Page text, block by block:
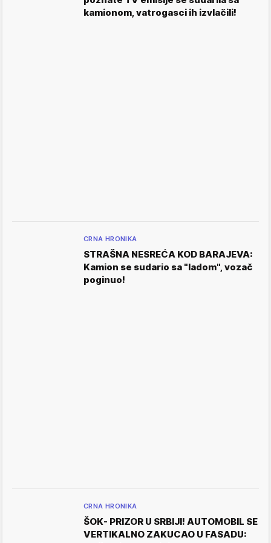
kamionom, vatrogasci ih izvlačili!
CRNA HRONIKA
STRAŠNA NESREĆA KOD BARAJEVA:
Kamion se sudario sa "ladom", vozač
poginuo!
CRNA HRONIKA
ŠOK- PRIZOR U SRBIJI! AUTOMOBIL SE
VERTIKALNO ZAKUCAO U FASADU: